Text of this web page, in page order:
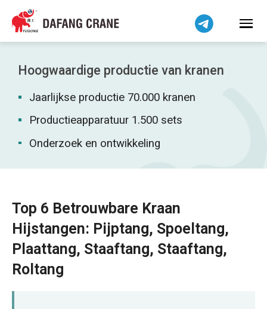
Hoogwaardige productie van kranen
Jaarlijkse productie 70.000 kranen
Productieapparatuur 1.500 sets
Onderzoek en ontwikkeling
Top 6 Betrouwbare Kraan
Hijstangen: Pijptang, Spoeltang,
Plaattang, Staaftang, Staaftang,
Roltang
Bahasa Indonesia
Bahasa Melayu
Tiếng Việt
简体中文
فارسی
Pilipino
اردو
Kiswahili
Dansk
Norsk
O‘zbekcha